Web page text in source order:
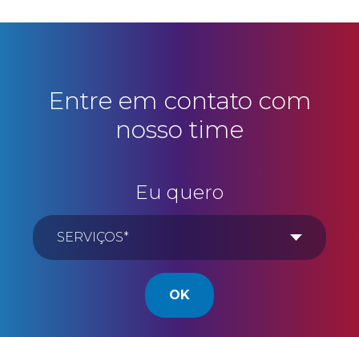
Entre em contato com
nosso time
Eu quero
OK